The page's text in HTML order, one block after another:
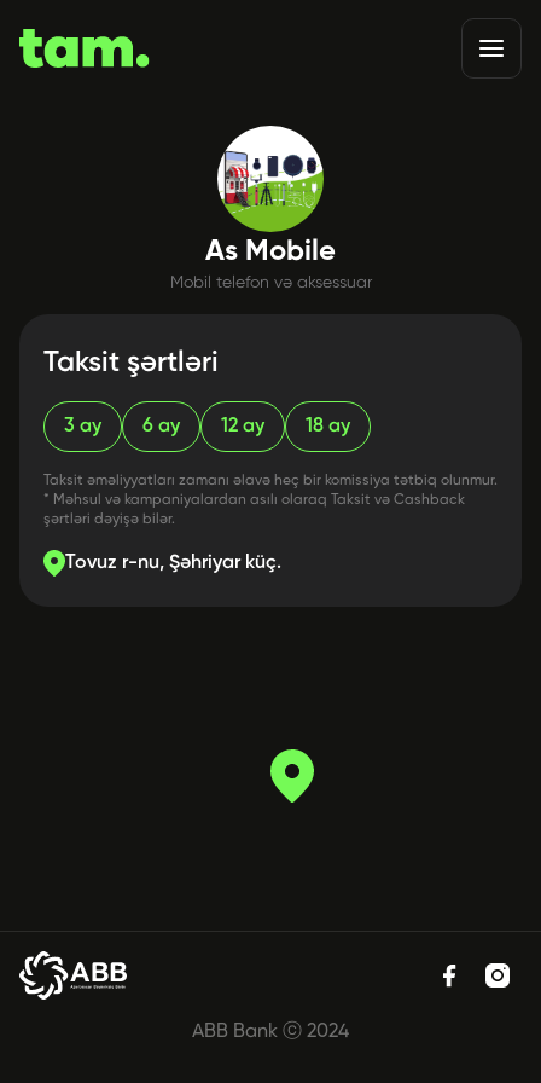
As Mobile
Mobil telefon və aksessuar
Taksit şərtləri
3 ay 6 ay 12 ay 18 ay
Taksit əməliyyatları zamanı əlavə heç bir komissiya tətbiq olunmur.
* Məhsul və kampaniyalardan asılı olaraq Taksit və Cashback
şərtləri dəyişə bilər.
Tovuz r-nu, Şəhriyar küç.
ABB Bank ⓒ 2024